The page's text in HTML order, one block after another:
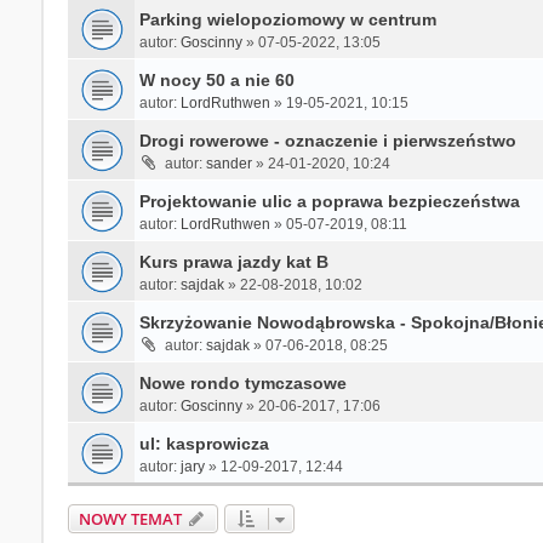
Parking wielopoziomowy w centrum
autor: Goscinny» 07-05-2022, 13:05
W nocy 50 a nie 60
autor: LordRuthwen » 19-05-2021, 10:15
Drogi rowerowe - oznaczenie i pierwszeństwo
autor: sander» 24-01-2020, 10:24
Projektowanie ulic a poprawa bezpieczeństwa
autor: LordRuthwen » 05-07-2019, 08:11
Kurs prawa jazdy kat B
autor: sajdak» 22-08-2018, 10:02
Skrzyżowanie Nowodąbrowska - Spokojna/
autor: sajdak» 07-06-2018, 08:25
Nowe rondo tymczasowe
autor: Goscinny» 20-06-2017, 17:06
ul: kasprowicza
autor: jary» 12-09-2017, 12:44
NOWY TEMAT